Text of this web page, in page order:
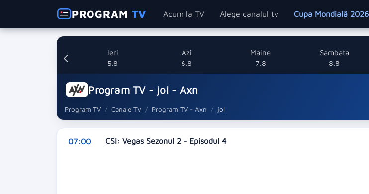
PROGRAMTV Acum la TV Alege canalul tv Cupa Mondială 2026
Ieri
5.8
Azi
6.8
Maine
7.8
Sambata
8.8
Program TV - joi - Axn
Program TV Canale TV Program TV - Axn joi
07:00 CSI: Vegas Sezonul 2 - Episodul 4